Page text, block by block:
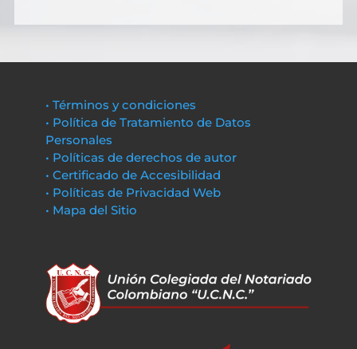
• Términos y condiciones
• Política de Tratamiento de Datos
Personales
• Políticas de derechos de autor
• Certificado de Accesibilidad
• Políticas de Privacidad Web
• Mapa del Sitio